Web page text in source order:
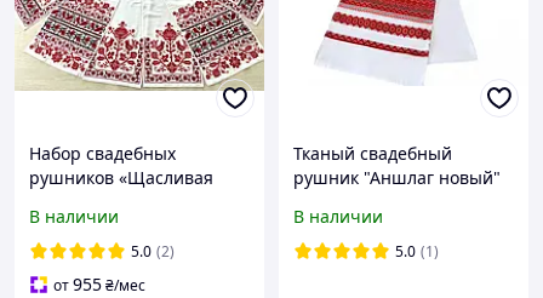
Набор свадебных
рушников «Щасливая
В наличии
5.0 (2)
от955₴/мес
Тканый свадебный
рушник "Аншлаг новый"
В наличии
5.0 (1)